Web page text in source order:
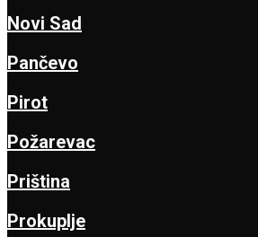
Novi Sad
Pančevo
Pirot
Požarevac
Priština
Prokuplje